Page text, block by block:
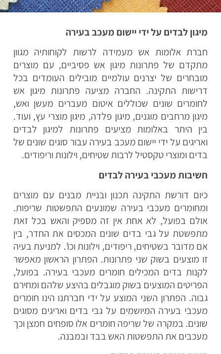
מיגון לבדים על ידי יישום מעכב בעירה
חברת אלומות אש מעמידה לרשות לקוחותיה מגוון
מתקדם של פתרונות מיגון אש פסיביים, עם מוצרים
מובחרים של יצרנים עולמיים מובילים העומדים בכל
דרישות התקינה. החברה מציעה פתרונות מיגון אש
לחומרים שונים שכוללים איטום מעברים מעשן ואש,
מיגון מרחבים מוגנים, מיגון פלדה, מיגון מוצרי עץ, ועוד.
בין היתר באלומות מציעים פתרונות למיגון לבדים
ואריגים על ידי יישום מעכב בעירה עבור סוגים שונים של
בדים ומוצרי טקסטיל לרבות שטיחים, וילונות וריפודים.
חשיבות מעכבי בעירה לבדים
כיום דורשת התקינה תכנון ובניית מבנים עם מוצרים
ומחומרים מעכבי בעירה שמונעים התפשטות שריפות.
אולם בפועל, לא אחת אין זה מספיק והאש בכל זאת
מתפשטת על גבי בדים שונים המכסים את החדר, בין
אם מדובר בשטיחים, ריפודים, וילונות וכו’. למניעת בעיה
זו מוצעים בשוק שני פתרונות. הפתרון הראשון מאפשר
לקנות בדים המכילים חומרים מעכבי בעירה. בפועל,
הפריטים המוצעים בשוק מוגבלים בהיצע שלהם ומחירם
גבוה. הפתרון השני המוצע על ידי חברתנו הינו חומרים
מעכבי בעירה המיושמים על גבי בדים ואריגים מסוגים
שונים. במקרה של שריפה חומרים אלו סופחים חמצן וכך
מעכבים את התפשטות האש בבד ובמבנה.